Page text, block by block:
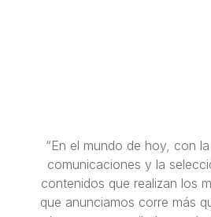
“En el mundo de hoy, con
comunicaciones y la
contenidos que realizan los
que anunciamos corre más